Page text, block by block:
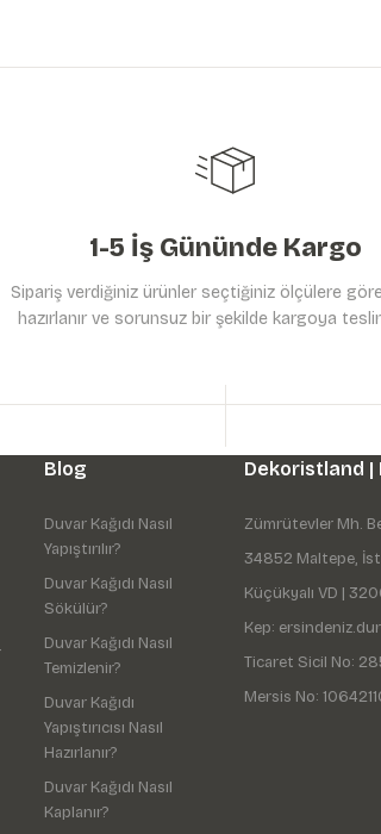
Gönder
1-5 İş Gününde Kargo
Sipariş verdiğiniz ürünler seçtiğiniz ölçülere
hazırlanır ve sorunsuz bir şekilde kargoya
Blog
Duvar Kağıdı Nasıl
Yapıştırılır?
Duvar Kağıdı Nasıl
Sökülür?
Duvar Kağıdı Nasıl
Temizlenir?
Duvar Kağıdı
Yapıştırıcısı Nasıl
Hazırlanır?
Duvar Kağıdı Nasıl
Kaplanır?
Dekoristland |
Zümrütevler Mh.
34852 Maltepe,
Küçükyalı VD |
Kep:
Ticaret Sicil No:
Mersis No: